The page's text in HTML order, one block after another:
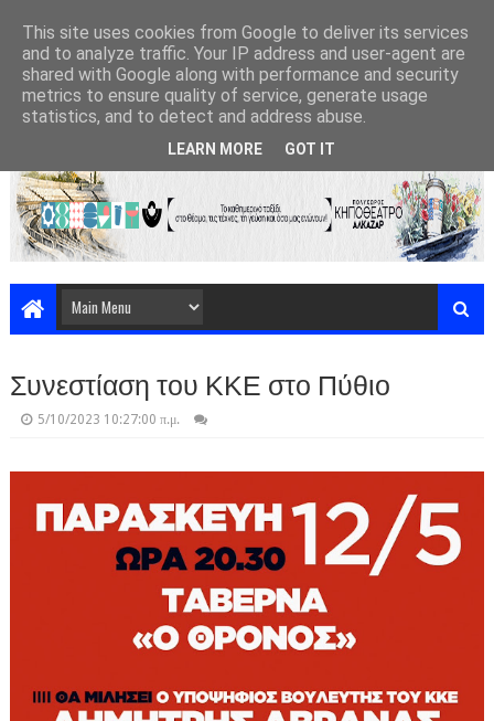
Συνεστίαση του ΚΚΕ στο Πύθιο
5/10/2023 10:27:00 π.μ.
This site uses cookies from Google to deliver its services
and to analyze traffic. Your IP address and user-agent are
shared with Google along with performance and security
metrics to ensure quality of service, generate usage
statistics, and to detect and address abuse.
LEARN MORE GOT IT